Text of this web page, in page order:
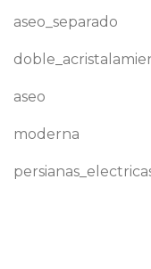
aseo_separado
aseo
moderna